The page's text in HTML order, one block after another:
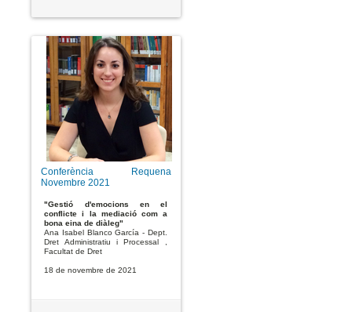
Conferència Requena
Novembre 2021
"Gestió d'emocions en el
conflicte i la mediació com a
bona eina de diàleg"
Ana Isabel Blanco García - Dept.
Dret Administratiu i Processal ,
Facultat de Dret
18 de novembre de 2021